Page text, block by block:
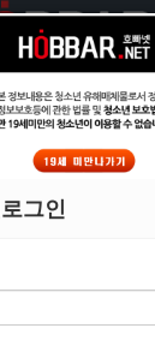
서등록
빠 금
우대로
그인